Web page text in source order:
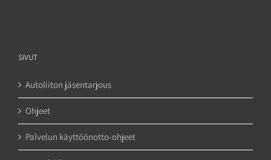
SIVUT
Autoliiton jäsentarjous
Ohjeet
Palvelun käyttöönotto-ohjeet